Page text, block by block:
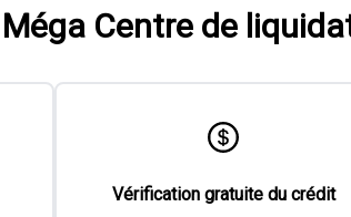
Centre de
Vérification gratuite du crédit